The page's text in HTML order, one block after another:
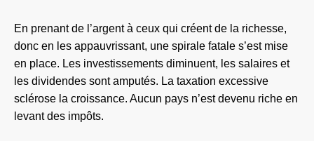
En prenant de l’argent à ceux qui créent de la richesse,
donc en les appauvrissant, une spirale fatale s’est mise
en place. Les investissements diminuent, les salaires et
les dividendes sont amputés. La taxation excessive
sclérose la croissance. Aucun pays n’est devenu riche en
levant des impôts.